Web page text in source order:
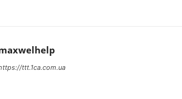
ttt.1ca.com.ua